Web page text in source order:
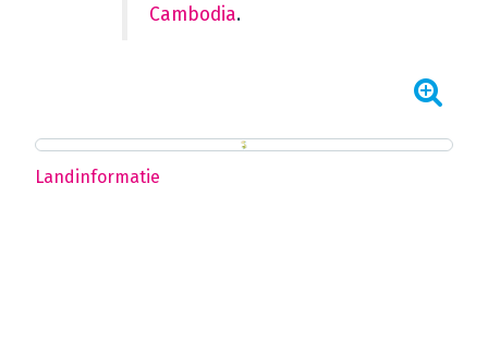
Cambodia.
Landinformatie